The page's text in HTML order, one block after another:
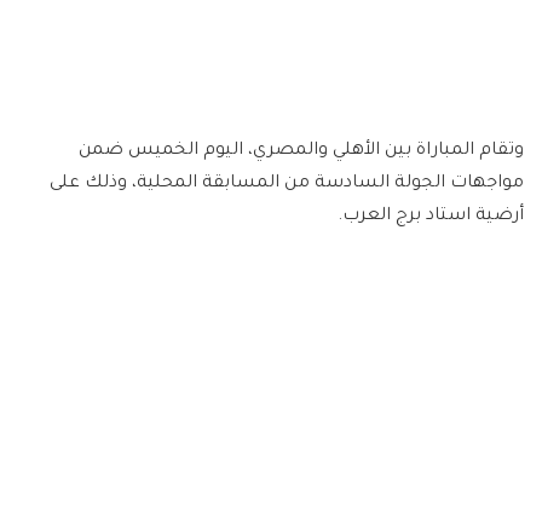
وتقام المباراة بين الأهلي والمصري، اليوم الخميس ضمن
مواجهات الجولة السادسة من المسابقة المحلية، وذلك على
أرضية استاد برج العرب.